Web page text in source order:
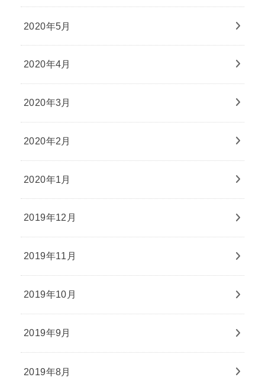
2020年5月
2020年4月
2020年3月
2020年2月
2020年1月
2019年12月
2019年11月
2019年10月
2019年9月
2019年8月